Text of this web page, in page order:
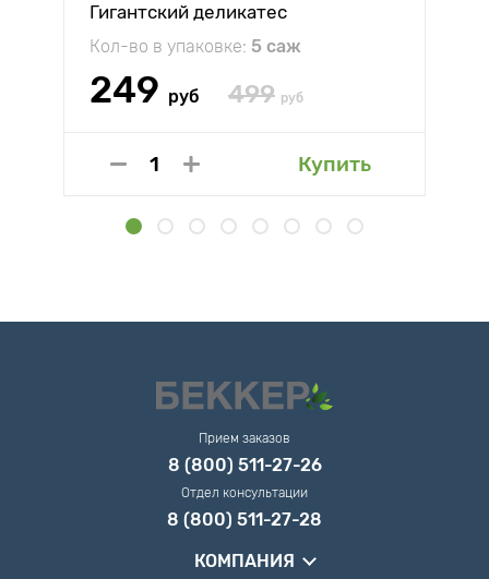
Гигантский деликатес
Кол-во в упаковке: 5 саж
249 руб 499 руб
Купить
Прием заказов
8 (800) 511-27-26
Отдел консультации
8 (800) 511-27-28
КОМПАНИЯ